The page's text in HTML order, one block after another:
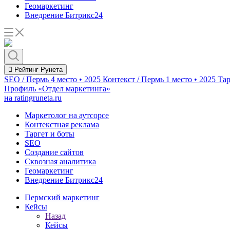
Геомаркетинг
Внедрение Битрикс24
Рейтинг Рунета
SEO / Пермь 4 место • 2025 Контекст / Пермь 1 место • 2025
Профиль «Отдел маркетинга»
на ratingruneta.ru
Маркетолог на аутсорсе
Контекстная реклама
Таргет и боты
SEO
Создание сайтов
Сквозная аналитика
Геомаркетинг
Внедрение Битрикс24
Пермский маркетинг
Кейсы
Назад
Кейсы